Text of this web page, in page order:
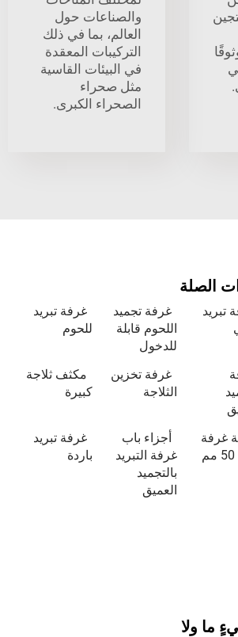
والصناعات حول
العالم، بما في ذلك
التركيبات المعقدة
في البيئات القاسية
مثل صحراء
الصحراء الكبرى.
غرفة تجميد
اللحوم قابلة
غرفة تبريد
للحوم
غرفة تخزين
الثلاجة
مكثف ثلاجة
كبيرة
أجزاء باب
غرفة التبريد
غرفة تبريد
باردة